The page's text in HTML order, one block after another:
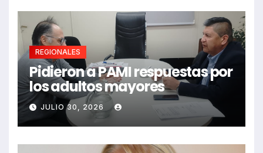
REGIONALES
Pidieron a PAMI respuestas por
los adultos mayores
JULIO 30, 2026